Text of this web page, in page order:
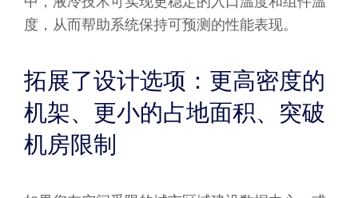
度，从而帮助系统保持可预测的性能表现。
拓展了设计选项：更高密度的
机架、更小的占地面积、突破
机房限制